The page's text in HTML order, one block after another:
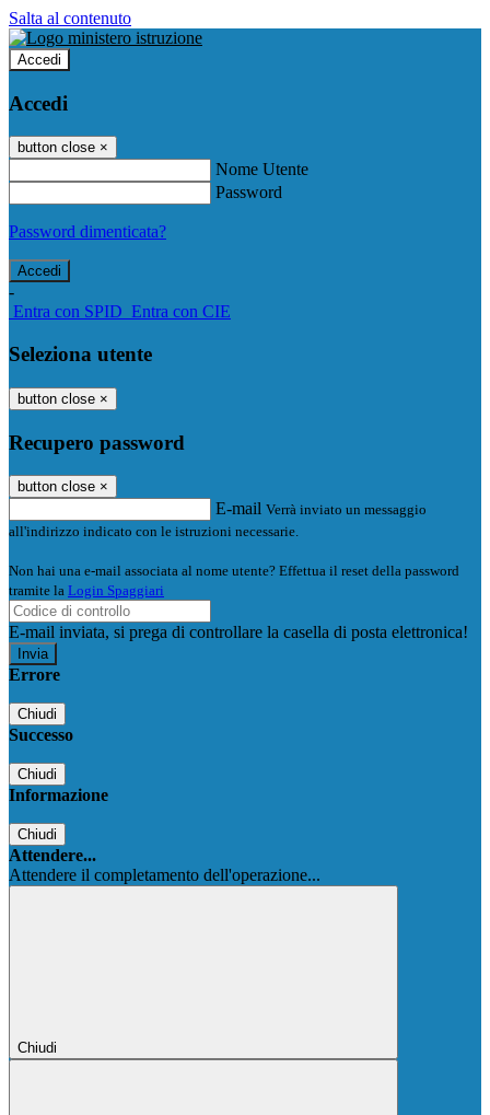
Salta al contenuto
Accedi
Accedi
button close ×
Nome Utente
Password
Password dimenticata?
-
Entra con SPID Entra con CIE
Seleziona utente
button close ×
Recupero password
button close ×
E-mail Verrà inviato un messaggio
all'indirizzo indicato con le istruzioni necessarie.
Non hai una e-mail associata al nome utente? Effettua il reset della password
tramite la Login Spaggiari
E-mail inviata, si prega di controllare la casella di posta elettronica!
Errore
Chiudi
Successo
Chiudi
Informazione
Chiudi
Attendere...
Attendere il completamento dell'operazione...
Chiudi